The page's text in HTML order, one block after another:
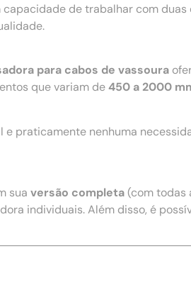
de trabalhar com duas
para cabos de vassoura
que variam de450 a 2000
praticamente nenhuma
sua versão completa (com todas
individuais. Além disso, é